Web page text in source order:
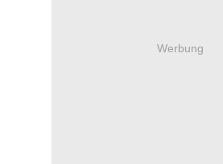
Werbung